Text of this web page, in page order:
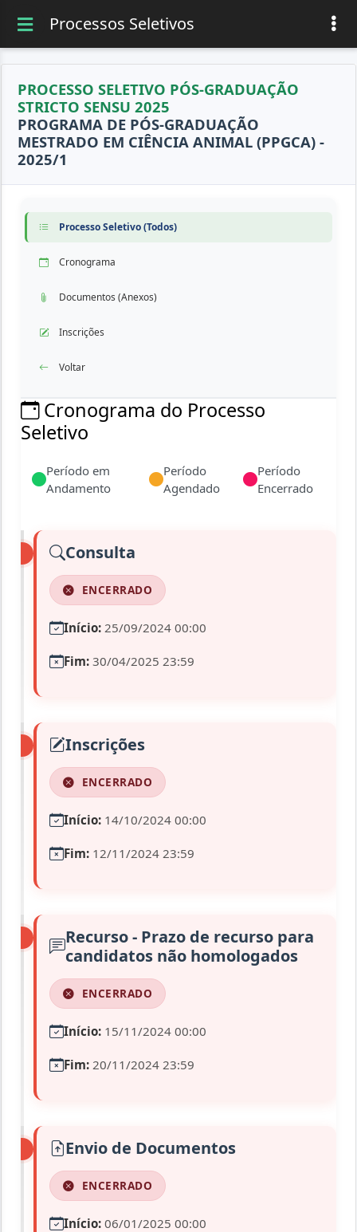
Processos Seletivos
PROCESSO SELETIVO PÓS-GRADUAÇÃO
STRICTO SENSU 2025
PROGRAMA DE PÓS-GRADUAÇÃO
MESTRADO EM CIÊNCIA ANIMAL (PPGCA) -
2025/1
Processo Seletivo (Todos)
Cronograma
Documentos (Anexos)
Inscrições
Voltar
Cronograma do Processo
Seletivo
Período em
Andamento
Período
Agendado
Período
Encerrado
Consulta
ENCERRADO
Início: 25/09/2024 00:00
Fim: 30/04/2025 23:59
Inscrições
ENCERRADO
Início: 14/10/2024 00:00
Fim: 12/11/2024 23:59
Recurso - Prazo de recurso para
candidatos não homologados
ENCERRADO
Início: 15/11/2024 00:00
Fim: 20/11/2024 23:59
Envio de Documentos
ENCERRADO
Início: 06/01/2025 00:00